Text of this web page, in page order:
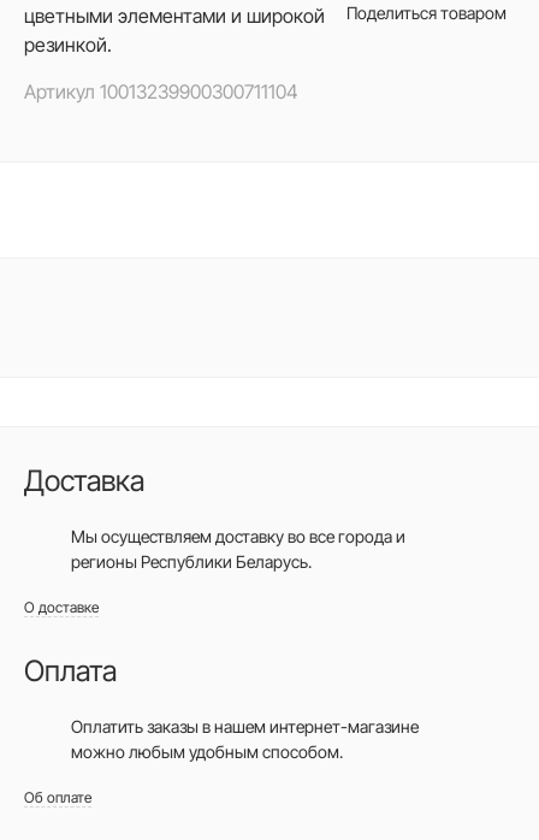
цветными элементами и широкой
резинкой.
Артикул 10013239900300711104
Поделиться товаром
Доставка
Мы осуществляем доставку во все городаи
регионы Республики Беларусь.
О доставке
Оплата
Оплатить заказы в нашем интернет-магазине
можно любым удобным способом.
Об оплате